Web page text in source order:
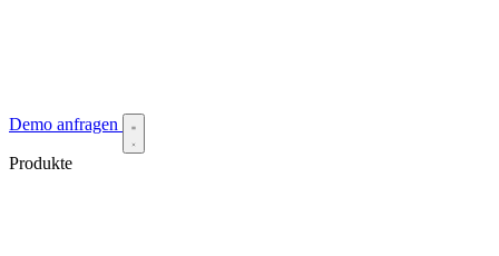
Demo anfragen
Produkte